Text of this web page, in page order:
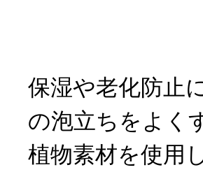
保湿や老化防止
の泡立ちをよく
植物素材を使用